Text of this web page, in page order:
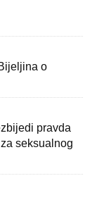
o
pravda
seksualnog